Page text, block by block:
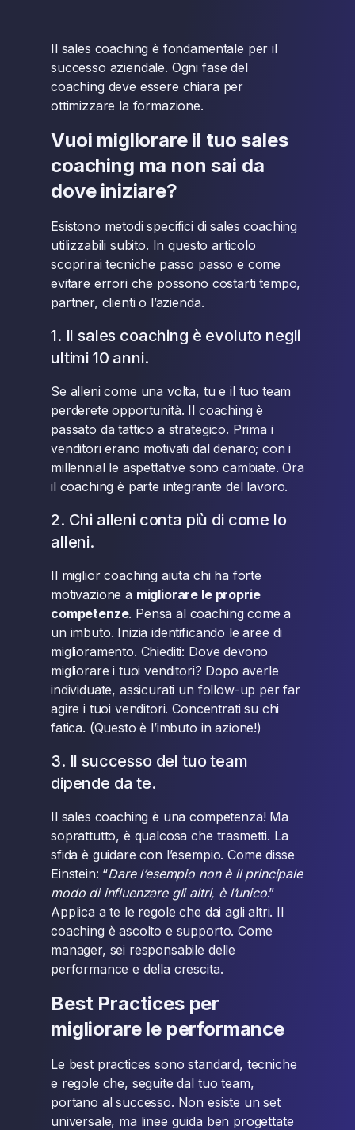
Il sales coaching è fondamentale per il
successo aziendale. Ogni fase del
coaching deve essere chiara per
ottimizzare la formazione.
Vuoi migliorare il tuo sales
coaching ma non sai da
dove iniziare?
Esistono metodi specifici di sales coaching
utilizzabili subito. In questo articolo
scoprirai tecniche passo passo e come
evitare errori che possono costarti tempo,
partner, clienti o l’azienda.
1. Il sales coaching è evoluto negli
ultimi 10 anni.
Se alleni come una volta, tu e il tuo team
perderete opportunità. Il coaching è
passato da tattico a strategico. Prima i
venditori erano motivati dal denaro; con i
millennial le aspettative sono cambiate. Ora
il coaching è parte integrante del lavoro.
2. Chi alleni conta più di come lo
alleni.
Il miglior coaching aiuta chi ha forte
motivazione a migliorare le proprie
competenze. Pensa al coaching come a
un imbuto. Inizia identificando le aree di
miglioramento. Chiediti: Dove devono
migliorare i tuoi venditori? Dopo averle
individuate, assicurati un follow-up per far
agire i tuoi venditori. Concentrati su chi
fatica. (Questo è l’imbuto in azione!)
3. Il successo del tuo team
dipende da te.
Il sales coaching è una competenza! Ma
soprattutto, è qualcosa che trasmetti. La
sfida è guidare con l’esempio. Come disse
Einstein: “Dare l’esempio non è il principale
modo di influenzare gli altri, è l’unico.”
Applica a te le regole che dai agli altri. Il
coaching è ascolto e supporto. Come
manager, sei responsabile delle
performance e della crescita.
Best Practices per
migliorare le performance
Le best practices sono standard, tecniche
e regole che, seguite dal tuo team,
portano al successo. Non esiste un set
universale, ma linee guida ben progettate